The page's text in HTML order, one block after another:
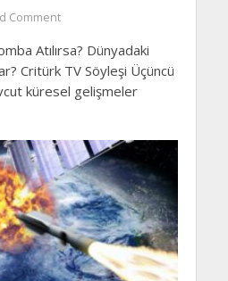
Comment
Atılırsa? Dünyadaki
Critürk TV Söyleşi Üçüncü
küresel gelişmeler